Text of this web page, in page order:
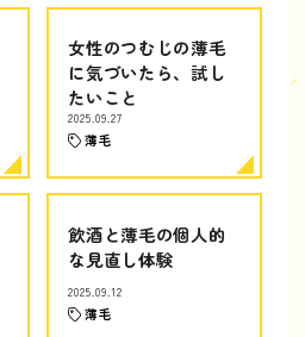
女性のつむじの薄毛
に気づいたら、試し
たいこと
2025.09.27
薄毛
飲酒と薄毛の個人的
な見直し体験
2025.09.12
薄毛